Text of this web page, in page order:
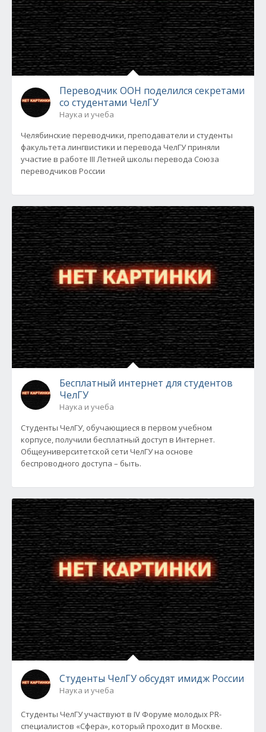
Переводчик ООН поделился секретами
со студентами ЧелГУ
Наука и учеба
Челябинские переводчики, преподаватели и студенты
факультета лингвистики и перевода ЧелГУ приняли
участие в работе III Летней школы перевода Союза
переводчиков России
Бесплатный интернет для студентов
ЧелГУ
Наука и учеба
Студенты ЧелГУ, обучающиеся в первом учебном
корпусе, получили бесплатный доступ в Интернет.
Общеуниверситетской сети ЧелГУ на основе
беспроводного доступа – быть.
Студенты ЧелГУ обсудят имидж России
Наука и учеба
Студенты ЧелГУ участвуют в IV Форуме молодых PR-
специалистов «Сфера», который проходит в Москве.